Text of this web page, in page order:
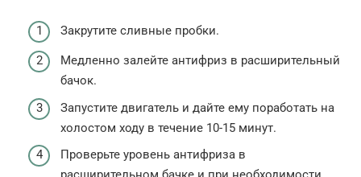
Закрутите сливные пробки.
Медленно залейте антифриз в расширительный
бачок.
Запустите двигатель и дайте ему поработать на
холостом ходу в течение 10-15 минут.
Проверьте уровень антифриза в